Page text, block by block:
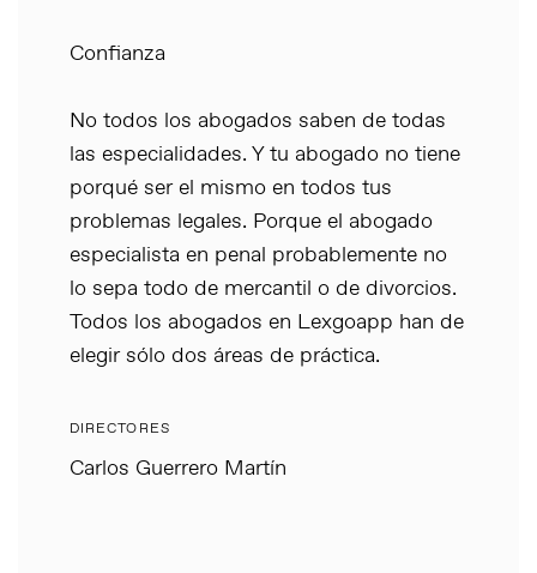
Confianza
No todos los abogados saben de todas
las especialidades. Y tu abogado no tiene
porqué ser el mismo en todos tus
problemas legales. Porque el abogado
especialista en penal probablemente no
lo sepa todo de mercantil o de divorcios.
Todos los abogados en Lexgoapp han de
elegir sólo dos áreas de práctica.
DIRECTORES
Carlos Guerrero Martín